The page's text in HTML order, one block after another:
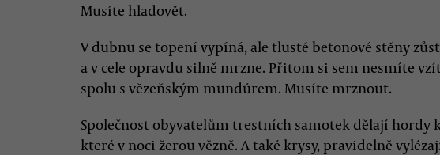
Musíte hladovět.
V dubnu se topení vypíná, ale tlusté betonové stěny
a v cele opravdu silně mrzne. Přitom si sem nesmíte
spolu s vězeňským mundúrem. Musíte mrznout.
Společnost obyvatelům trestních samotek dělají hordy
které v noci žerou vězně. A také krysy, pravidelně